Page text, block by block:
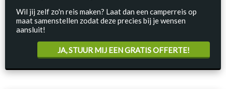
Wil jij zelf zo'n reis maken? Laat dan een camperreis op
maat samenstellen zodat deze precies bij je wensen
aansluit!
JA, STUUR MIJ EEN GRATIS OFFERTE!